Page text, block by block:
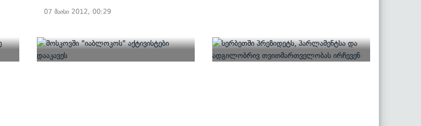
07 მაისი 2012, 00:29